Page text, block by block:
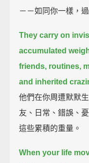
－－如同你一樣，
They carry on
accumulated
friends, routines,
and inherited
他們在你周遭默默
友、日常、錯誤、
這些累積的重量。
When your life